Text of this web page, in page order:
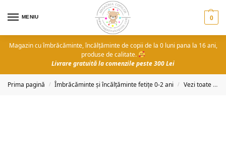
MENIU 0
Magazin cu îmbrăcăminte, încălțăminte de copii de la 0 luni pana la 16 ani,
produse de calitate.
Livrare gratuită la comenzile peste 300 Lei
Prima pagină / Îmbrăcăminte și încălțăminte fetițe 0-2 ani / Vezi toate produsele